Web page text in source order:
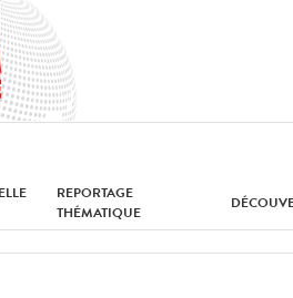
REPORTAGE
THÉMATIQUE